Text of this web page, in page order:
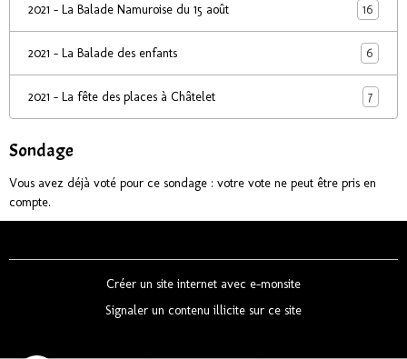
2021 - La Balade Namuroise du 15 août 16
2021 - La Balade des enfants 6
2021 - La fête des places à Châtelet 7
Sondage
Vous avez déjà voté pour ce sondage : votre vote ne peut être pris en
compte.
Créer un site internet avec e-monsite
Signaler un contenu illicite sur ce site